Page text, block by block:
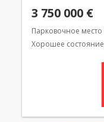
3 750 000 €
Парковочное место
Хорошее состояние